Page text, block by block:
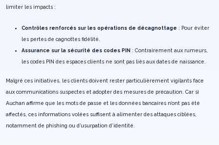
limiter les impacts :
Contrôles renforcés sur les opérations de décagnottage : Pour éviter
les pertes de cagnottes fidélité.
Assurance sur la sécurité des codes PIN : Contrairement aux rumeurs,
les codes PIN des espaces clients ne sont pas liés aux dates de naissance.
Malgré ces initiatives, les clients doivent rester particulièrement vigilants face
aux communications suspectes et adopter des mesures de précaution. Car si
Auchan affirme que les mots de passe et les données bancaires n’ont pas été
affectés, ces informations volées suffisent à alimenter des attaques ciblées,
notamment de phishing ou d’usurpation d’identité.